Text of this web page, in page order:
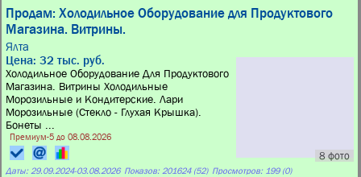
Продам: Холодильное Оборудование для Продуктового
Магазина. Витрины.
Ялта
8 фото
Цена: 32 тыс. руб.
Холодильное Оборудование Для Продуктового
Магазина. Витрины Холодильные
Морозильные и Кондитерские. Лари
Морозильные (Стекло - Глухая Крышка).
Бонеты ...
Премиум-5 до 08.08.2026
Даты: 29.09.2024-03.08.2026 Показов: 201624 (52) Просмотров: 199 (0)